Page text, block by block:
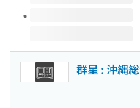
群星 : 沖縄